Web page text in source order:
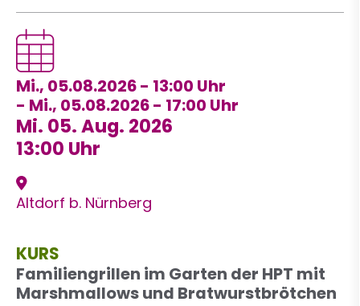
Mi., 05.08.2026 - 13:00
- Mi., 05.08.2026 - 17:00
Mi. 05. Aug. 2026
13:00 Uhr
Altdorf b. Nürnberg
KURS
Familiengrillen im Garten der HPT mit
Marshmallows und Bratwurstbrötchen